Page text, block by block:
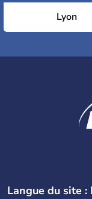
Lyon
Langue du site :